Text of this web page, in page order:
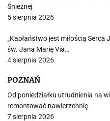
Śnieżnej
5 sierpnia 2026
„Kapłaństwo jest miłością Serca
św. Jana Marię Via…
4 sierpnia 2026
POZNAŃ
Od poniedziałku utrudnienia na
remontować nawierzchnię
7 sierpnia 2026